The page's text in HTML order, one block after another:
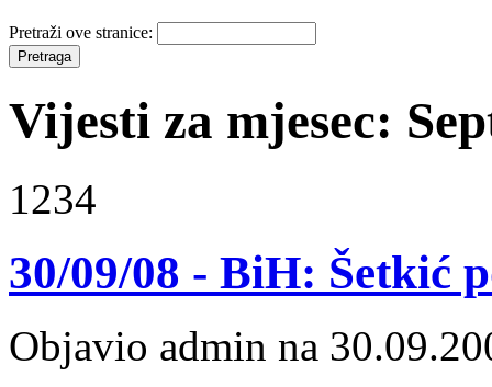
Pretraži ove stranice:
Vijesti za mjesec:
1234
30/09/08 - BiH: Šetkić
Objavio admin na